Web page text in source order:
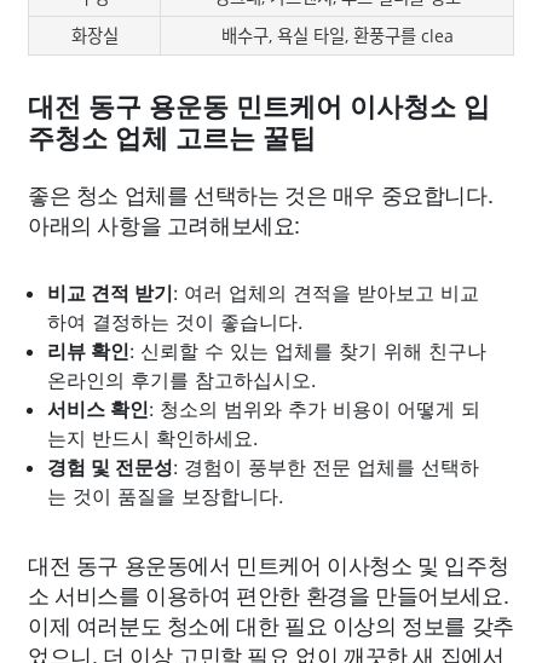
화장실
배수구, 욕실 타일, 환풍구를 clea
대전 동구 용운동 민트케어 이사청소 입
주청소 업체 고르는 꿀팁
좋은 청소 업체를 선택하는 것은 매우 중요합니다.
아래의 사항을 고려해보세요:
비교 견적 받기: 여러 업체의 견적을 받아보고 비교
하여 결정하는 것이 좋습니다.
리뷰 확인: 신뢰할 수 있는 업체를 찾기 위해 친구나
온라인의 후기를 참고하십시오.
서비스 확인: 청소의 범위와 추가 비용이 어떻게 되
는지 반드시 확인하세요.
경험 및 전문성: 경험이 풍부한 전문 업체를 선택하
는 것이 품질을 보장합니다.
대전 동구 용운동에서 민트케어 이사청소 및 입주청
소 서비스를 이용하여 편안한 환경을 만들어보세요.
이제 여러분도 청소에 대한 필요 이상의 정보를 갖추
었으니, 더 이상 고민할 필요 없이 깨끗한 새 집에서